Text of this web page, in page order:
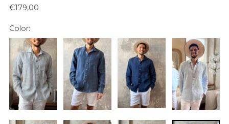
Normaali
€179,00
Color: